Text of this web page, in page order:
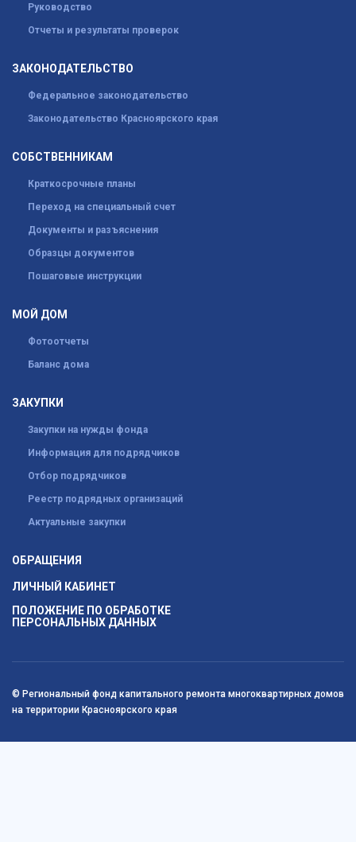
Руководство
Отчеты и результаты проверок
ЗАКОНОДАТЕЛЬСТВО
Федеральное законодательство
Законодательство Красноярского края
СОБСТВЕННИКАМ
Краткосрочные планы
Переход на специальный счет
Документы и разъяснения
Образцы документов
Пошаговые инструкции
МОЙ ДОМ
Фотоотчеты
Баланс дома
ЗАКУПКИ
Закупки на нужды фонда
Информация для подрядчиков
Отбор подрядчиков
Реестр подрядных организаций
Актуальные закупки
ОБРАЩЕНИЯ
ЛИЧНЫЙ КАБИНЕТ
ПОЛОЖЕНИЕ ПО ОБРАБОТКЕ
ПЕРСОНАЛЬНЫХ ДАННЫХ
© Региональный фонд капитального ремонта многоквартирных домов
на территории Красноярского края